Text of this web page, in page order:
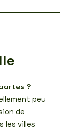
?
peu
de
les villes